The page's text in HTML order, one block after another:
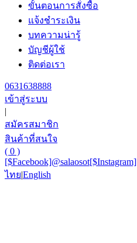
ขั้นตอนการสั่งซื้อ
แจ้งชำระเงิน
บทความน่ารู้
บัญชีผู้ใช้
ติดต่อเรา
0631638888
เข้าสู่ระบบ
|
สมัครสมาชิก
สินค้าที่สนใจ
( 0 )
[$Facebook]@salaosot[$Instagram]
ไทย|English